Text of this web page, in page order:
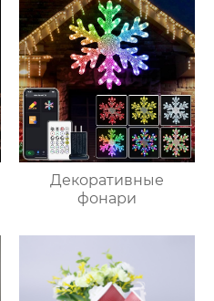
Декоративные
фонари